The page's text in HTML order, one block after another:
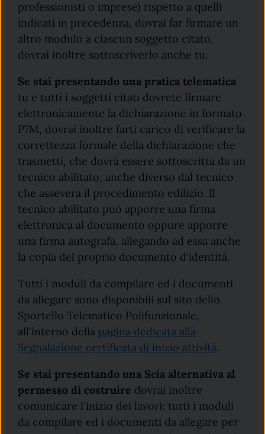
professionisti o imprese) rispetto a quelli
indicati in precedenza, dovrai far firmare un
altro modulo a ciascun soggetto citato,
dovrai inoltre sottoscriverlo anche tu.
Se stai presentando una pratica telematica
tu e tutti i soggetti citati dovrete firmare
elettronicamente la dichiarazione in formato
P7M, dovrai inoltre farti carico di verificare la
correttezza formale della dichiarazione che
trasmetti, che dovrà essere sottoscritta da un
tecnico abilitato, anche diverso dal tecnico
che assevera il procedimento edilizio. Il
tecnico abilitato può apporre una firma
elettronica al documento oppure apporre
una firma autografa, allegando ad essa anche
la copia del proprio documento d'identità.
Tutti i moduli da compilare ed i documenti
da allegare sono disponibili sul sito dello
Sportello Telematico Polifunzionale,
all'interno della pagina dedicata alla
Segnalazione certificata di inizio attività.
Se stai presentando una Scia alternativa al
permesso di costruire dovrai inoltre
comunicare l'inizio dei lavori: tutti i moduli
da compilare ed i documenti da allegare per